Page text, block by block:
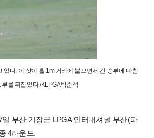
다. 이 샷이 홀 1m 거리에 붙으면서 긴 승부에 마침
를 뒤집었다./KLPGA박준석
부산 기장군 LPGA 인터내셔널 부산(파
4라운드.